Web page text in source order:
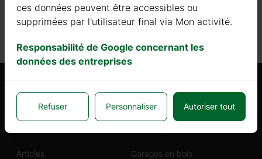
Informations générales
Articles
Produits
Garages en bois
ces données peuvent être accessibles ou
supprimées par l'utilisateur final via Mon activité.
Responsabilité de Google concernant les
données des entreprises
Refuser Personnaliser Autoriser tout